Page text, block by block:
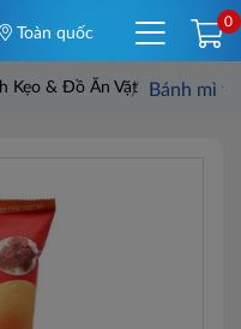
Toàn quốc
0
Kẹo & Đồ Ăn Vặt Bánh mì